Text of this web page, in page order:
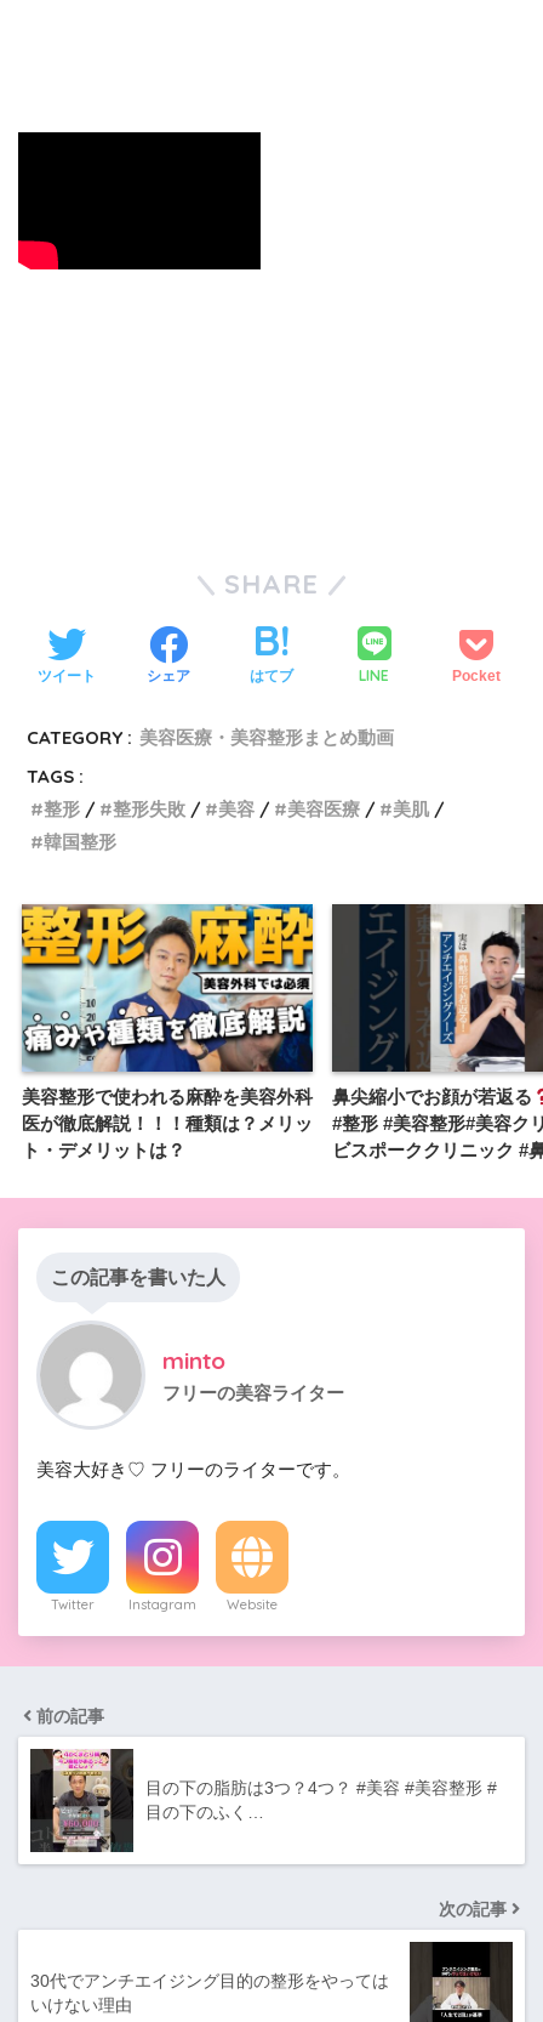
SHARE
ツイート シェア はてブ LINE Pocket
CATEGORY : 美容医療・美容整形まとめ動画
TAGS :
整形
整形失敗 美容 美容医療
美肌
韓国整形
美容整形で使われる麻酔を美容外科
医が徹底解説！！！種類は？メリッ
ト・デメリットは？
鼻尖縮小でお顔が若返る
#整形 #美容整形#美容ク
ビスポーククリニック #
この記事を書いた人
minto
フリーの美容ライター
美容大好き♡ フリーのライターです。
Twitter Instagram Website
前の記事
目の下の脂肪は3つ？4つ？ #美容 #美容整形 #
目の下のふく…
次の記事
30代でアンチエイジング目的の整形をやっては
いけない理由